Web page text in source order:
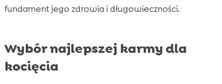
fundament jego zdrowia i długowieczności.
Wybór najlepszej karmy dla
kocięcia